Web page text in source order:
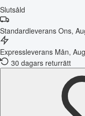
Slutsåld
Standardleverans Ons,
Expressleverans Mån,
30 dagars returrätt